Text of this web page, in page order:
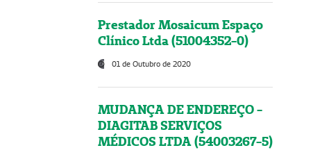
Prestador Mosaicum Espaço
Clínico Ltda (51004352-0)
01 de Outubro de 2020
MUDANÇA DE ENDEREÇO -
DIAGITAB SERVIÇOS
MÉDICOS LTDA (54003267-5)